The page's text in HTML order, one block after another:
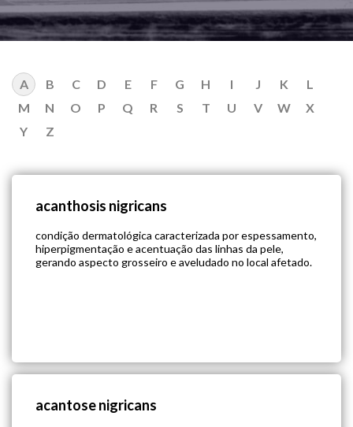
A B C D E F G H I J K
L
M
N O P Q R S T U V W
X
Y
Z
acanthosis nigricans
condição dermatológica caracterizada por espessamento,
hiperpigmentação e acentuação das linhas da pele,
gerando aspecto grosseiro e aveludado no local afetado.
acantose nigricans